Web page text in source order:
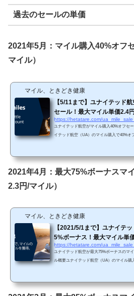
過去のセールの単価
2021年5月：マイル購入40%オフ
マイル）
マイル、ときどき健康
【5/11まで】ユナイテッド
セール！最大マイル単価2.4
https://hetatare.com/
ユナイテッド航空がマイル購入40%オフセ
イテッド航空（UA）のマイル購入で40%オ
しては、過去に開催された購入マイル最大
セールと比較すると、30,000マイル以下の
2021年4月：最大75%ボーナスマ
2.3円/マイル）
マイル、ときどき健康
【2021/5/1まで】ユナイテ
5%ボーナス！最大マイル単
https://hetatare.com/
ユナイテッド航空が最大75%ボーナスのマ
ル概要ユナイテッド航空（UA）のマイル購
がありません。 Chromeで「リダイレクト
が生じてしまったら、以下の方法を試して